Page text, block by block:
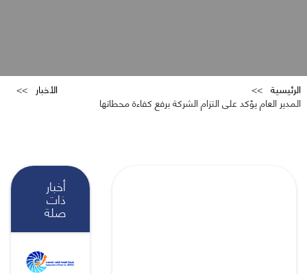
الرئيسية
الأخبار
المدير العام يؤكد على التزام الشركة برفع كفاءة محطاتها
أخبار
ذات
صلة